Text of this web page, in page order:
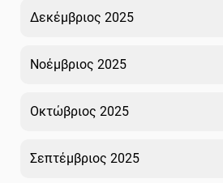
Δεκέμβριος 2025
Νοέμβριος 2025
Οκτώβριος 2025
Σεπτέμβριος 2025